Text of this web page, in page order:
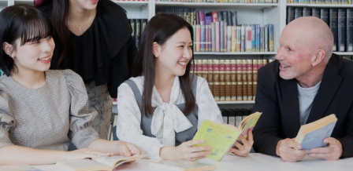
日本文学科
英語英文学科
コミュニケーション文化学科
その他